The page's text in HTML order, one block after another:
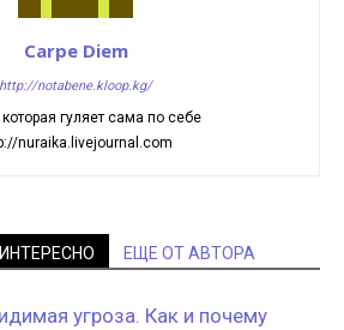
Carpe Diem
http://notabene.kloop.kg/
гуляет сама по себе
nuraika.livejournal.com
ЕЩЕ ОТ АВТОРА
угроза. Как и почему